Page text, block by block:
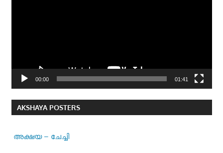
00:00 01:41
AKSHAYA POSTERS
അക്ഷയ – ചേച്ചി